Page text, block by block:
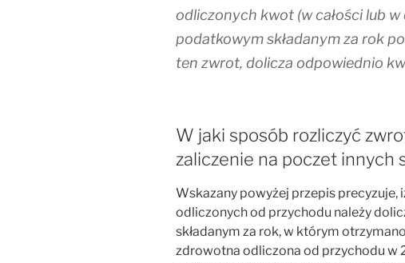
odliczonych kwot (w całości lub w
podatkowym składanym za rok
ten zwrot, dolicza odpowiednio
W jaki sposób rozliczyć
zaliczenie na poczet innych
Wskazany powyżej przepis precyzuje,
odliczonych od przychodu należy
składanym za rok, w którym
zdrowotna odliczona od przychodu w